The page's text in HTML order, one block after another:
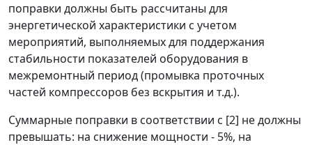
поправки должны быть рассчитаны для
энергетической характеристики с учетом
мероприятий, выполняемых для поддержания
стабильности показателей оборудования в
межремонтный период (промывка проточных
частей компрессоров без вскрытия и т.д.).
Суммарные поправки в соответствии с [2] не должны
превышать: на снижение мощности - 5%, на